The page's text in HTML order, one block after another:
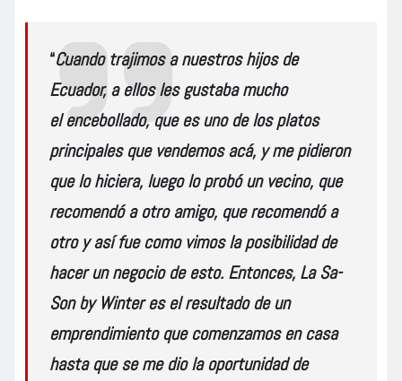
“Cuando trajimos a nuestros hijos de
Ecuador, a ellos les gustaba mucho
elencebollado, que es uno de los platos
principales que vendemos acá, y me pidieron
que lo hiciera, luego lo probó un vecino, que
recomendó a otro amigo, que recomendó a
otro y así fue como vimos la posibilidad de
hacer un negocio de esto. Entonces, La Sa-
Son by Winteres el resultado de un
emprendimiento que comenzamos en casa
hasta que se me dio la oportunidad de